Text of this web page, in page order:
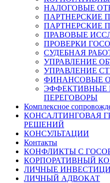
НАЛОГОВЫЕ
ПАРТНЕРСКИЕ
ПАРТНЕРСКИЕ
ПРАВОВЫЕ
ПРОВЕРКИ
СУДЕБНАЯ
УПРАВЛЕНИЕ
УПРАВЛЕНИЕ
ФИНАНСОВЫЕ
ЭФФЕКТИВНЫЕ
ПЕРЕГОВОРЫ
Комплексное
КОНСАЛТИНГОВАЯ
РЕШЕНИЙ
КОНСУЛЬТАЦИИ
Контакты
КОНФЛИКТЫ С
КОРПОРАТИВНЫЙ
ЛИЧНЫЕ
ЛИЧНЫЙ АДВОКАТ